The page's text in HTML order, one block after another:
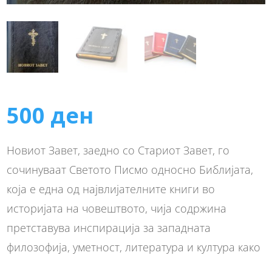
500 ден
Новиот Завет, заедно со Стариот Завет, го
сочинуваат Светото Писмо односно Библијата,
која е една од највлијателните книги во
историјата на човештвото, чија содржина
претставува инспирација за западната
филозофија, уметност, литература и култура како